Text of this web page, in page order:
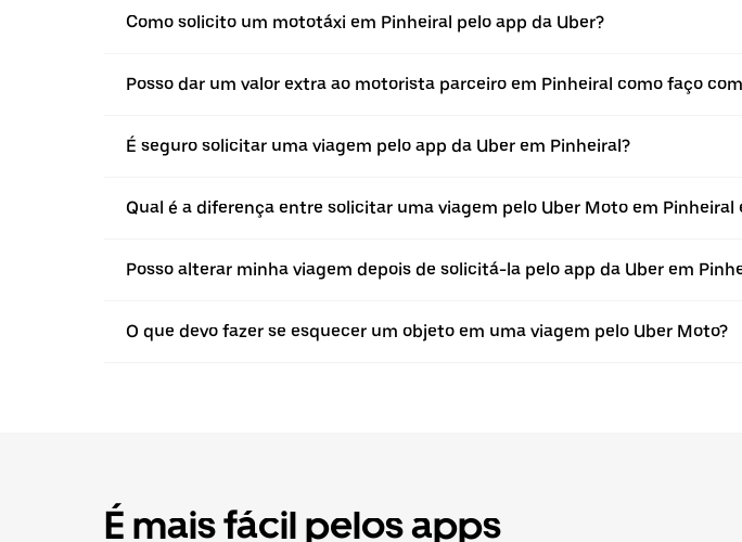
Como solicito um mototáxi em Pinheiral pelo app da Uber?
Posso dar um valor extra ao motorista parceiro em Pinheiral como faço
É seguro solicitar uma viagem pelo app da Uber em Pinheiral?
Qual é a diferença entre solicitar uma viagem pelo Uber Moto em
Posso alterar minha viagem depois de solicitá-la pelo app da Uber em
O que devo fazer se esquecer um objeto em uma viagem pelo Uber Moto?
É mais fácil pelos apps